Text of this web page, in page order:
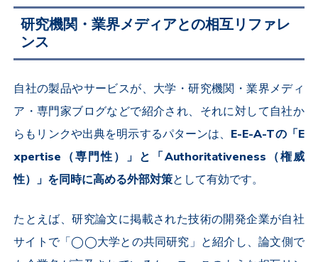
研究機関・業界メディアとの相互リファレ
ンス
自社の製品やサービスが、大学・研究機関・業界メディ
ア・専門家ブログなどで紹介され、それに対して自社か
らもリンクや出典を明示するパターンは、 E-E-A-Tの「E
xpertise（専門性）」と「Authoritativeness（権威
性）」を同時に高める外部対策として有効です。
たとえば、研究論文に掲載された技術の開発企業が自社
サイトで「◯◯大学との共同研究」と紹介し、論文側で